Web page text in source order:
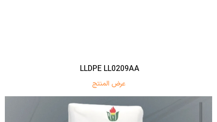
LLDPE LL0209AA
عرض المنتج